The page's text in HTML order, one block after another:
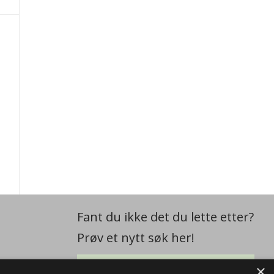
Fant du ikke det du lette etter?
Prøv et nytt søk her!